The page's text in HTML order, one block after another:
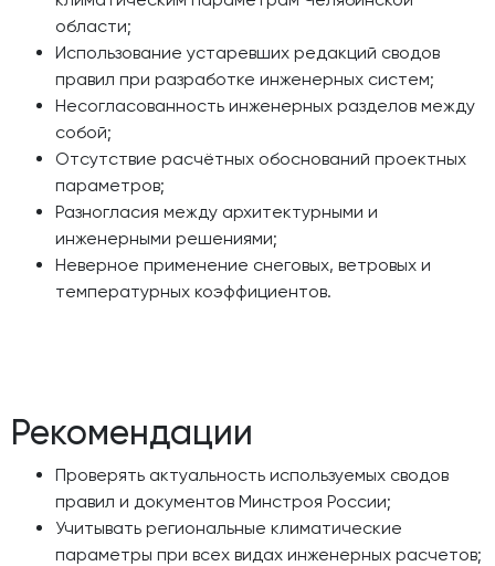
области;
Использование устаревших редакций сводов
правил при разработке инженерных систем;
Несогласованность инженерных разделов между
собой;
Отсутствие расчётных обоснований проектных
параметров;
Разногласия между архитектурными и
инженерными решениями;
Неверное применение снеговых, ветровых и
температурных коэффициентов.
Рекомендации
Проверять актуальность используемых сводов
правил и документов Минстроя России;
Учитывать региональные климатические
параметры при всех видах инженерных расчетов;